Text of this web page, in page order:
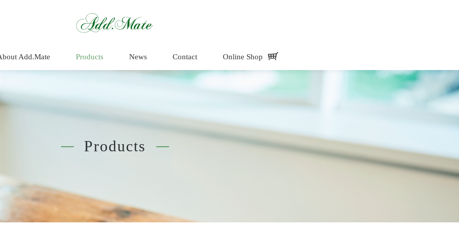
Add.Mate Products News Contact Online Shop
Products